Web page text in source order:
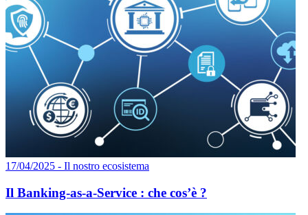
17/04/2025 - Il nostro ecosistema
Il Banking-as-a-Service : che cos’è ?